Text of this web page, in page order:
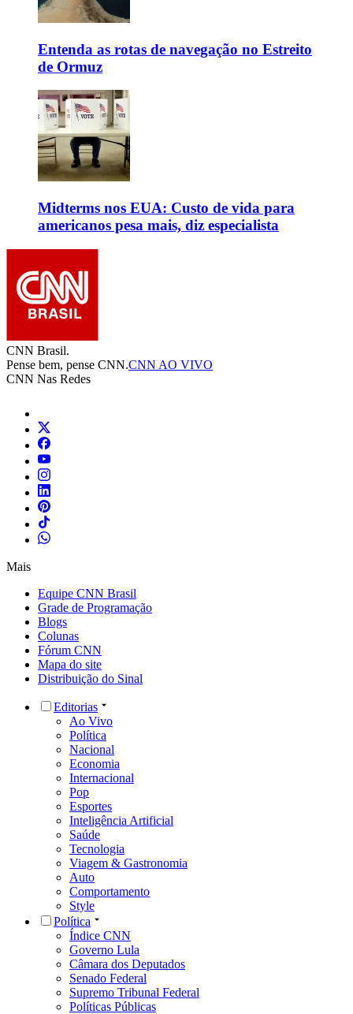
Entenda as rotas de navegação no Estreito
de Ormuz
Midterms nos EUA: Custo de vida para
americanos pesa mais, diz especialista
CNN Brasil.
Pense bem, pense CNN.CNN AO VIVO
CNN Nas Redes
Mais
Equipe CNN Brasil
Grade de Programação
Blogs
Colunas
Fórum CNN
Mapa do site
Distribuição do Sinal
Editorias
Ao Vivo
Política
Nacional
Economia
Internacional
Pop
Esportes
Inteligência Artificial
Saúde
Tecnologia
Viagem & Gastronomia
Auto
Comportamento
Style
Política
Índice CNN
Governo Lula
Câmara dos Deputados
Senado Federal
Supremo Tribunal Federal
Políticas Públicas